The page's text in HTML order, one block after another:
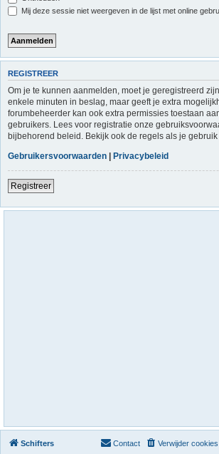
Mij deze sessie niet weergeven in de lijst met online
REGISTREER
Om je te kunnen aanmelden, moet je geregistreerd
enkele minuten in beslag, maar geeft je extra
forumbeheerder kan ook extra permissies toestaan
gebruikers. Lees voor registratie onze
bijbehorend beleid. Bekijk ook de regels als je gebruik
Gebruikersvoorwaarden | Privacybeleid
Registreer
Schifters Verwijder cookies
Contact